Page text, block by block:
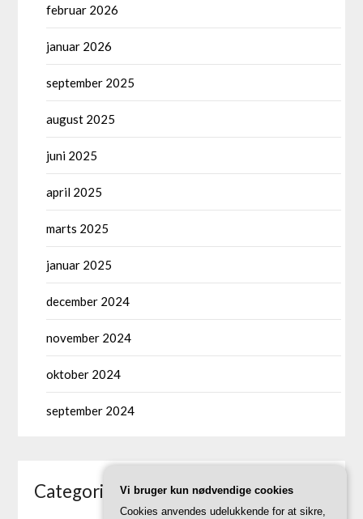
februar 2026
januar 2026
september 2025
august 2025
juni 2025
april 2025
marts 2025
januar 2025
december 2024
november 2024
oktober 2024
september 2024
CategoriesVi bruger kun nødvendige cookies
Cookies anvendes udelukkende for at sikre,